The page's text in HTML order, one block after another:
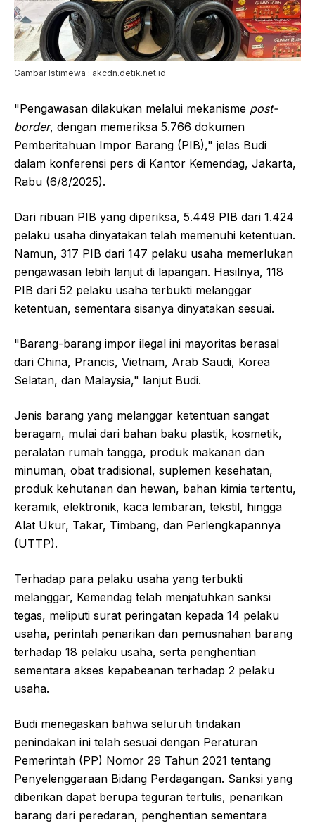
Gambar Istimewa : akcdn.detik.net.id
"Pengawasan dilakukan melalui mekanisme post-
border, dengan memeriksa 5.766 dokumen
Pemberitahuan Impor Barang (PIB)," jelas Budi
dalam konferensi pers di Kantor Kemendag, Jakarta,
Rabu (6/8/2025).
Dari ribuan PIB yang diperiksa, 5.449 PIB dari 1.424
pelaku usaha dinyatakan telah memenuhi ketentuan.
Namun, 317 PIB dari 147 pelaku usaha memerlukan
pengawasan lebih lanjut di lapangan. Hasilnya, 118
PIB dari 52 pelaku usaha terbukti melanggar
ketentuan, sementara sisanya dinyatakan sesuai.
"Barang-barang impor ilegal ini mayoritas berasal
dari China, Prancis, Vietnam, Arab Saudi, Korea
Selatan, dan Malaysia," lanjut Budi.
Jenis barang yang melanggar ketentuan sangat
beragam, mulai dari bahan baku plastik, kosmetik,
peralatan rumah tangga, produk makanan dan
minuman, obat tradisional, suplemen kesehatan,
produk kehutanan dan hewan, bahan kimia tertentu,
keramik, elektronik, kaca lembaran, tekstil, hingga
Alat Ukur, Takar, Timbang, dan Perlengkapannya
(UTTP).
Terhadap para pelaku usaha yang terbukti
melanggar, Kemendag telah menjatuhkan sanksi
tegas, meliputi surat peringatan kepada 14 pelaku
usaha, perintah penarikan dan pemusnahan barang
terhadap 18 pelaku usaha, serta penghentian
sementara akses kepabeanan terhadap 2 pelaku
usaha.
Budi menegaskan bahwa seluruh tindakan
penindakan ini telah sesuai dengan Peraturan
Pemerintah (PP) Nomor 29 Tahun 2021 tentang
Penyelenggaraan Bidang Perdagangan. Sanksi yang
diberikan dapat berupa teguran tertulis, penarikan
barang dari peredaran, penghentian sementara